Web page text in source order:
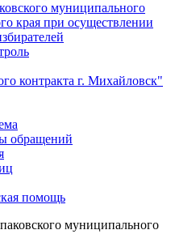
муниципального
края при осуществлении
контракта г. Михайловск"
обращений
помощь
муниципального